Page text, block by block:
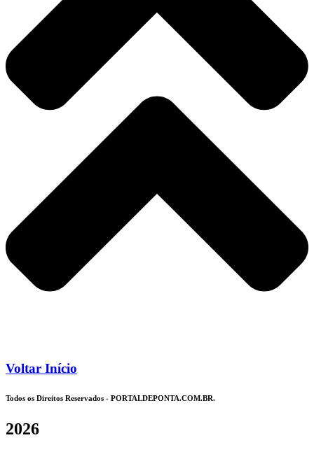
Voltar Início
Todos os Direitos Reservados - PORTALDEPONTA.COM.BR.
2026